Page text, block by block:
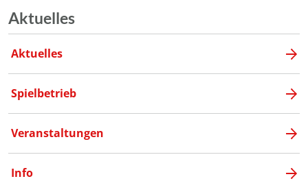
Aktuelles
Aktuelles
Spielbetrieb
Veranstaltungen
Info